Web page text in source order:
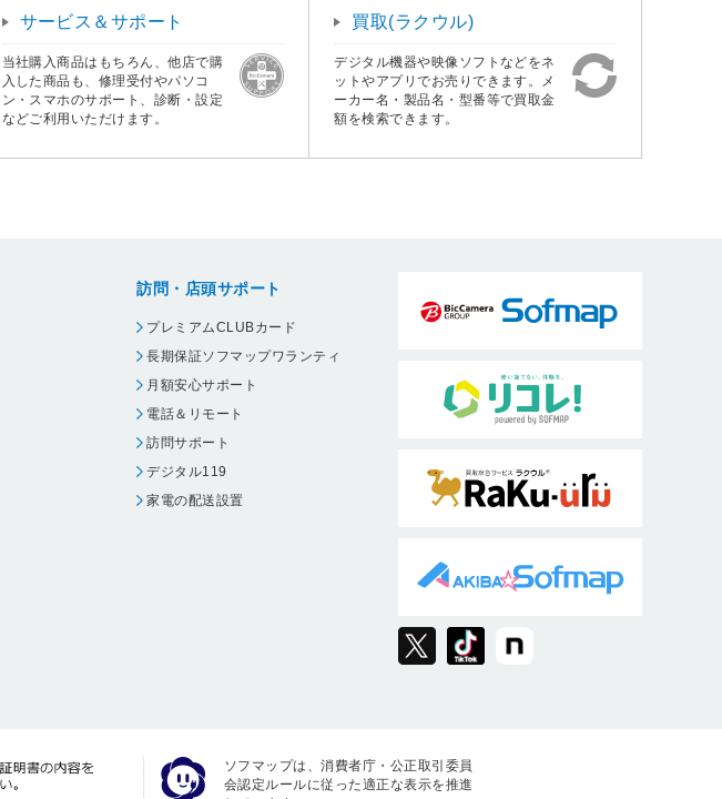
サービス＆サポート
当社購入商品はもちろん、他店で購
入した商品も、修理受付やパソコ
ン・スマホのサポート、診断・設定
などご利用いただけます。
買取(ラクウル)
デジタル機器や映像ソフトなどをネ
ットやアプリでお売りできます。メ
ーカー名・製品名・型番等で買取金
額を検索できます。
訪問・店頭サポート
プレミアムCLUBカード
長期保証ソフマップワランティ
月額安心サポート
電話＆リモート
訪問サポート
デジタル119
家電の配送設置
ソフマップは、消費者庁・公正取引委員
会認定ルールに従った適正な表示を推進